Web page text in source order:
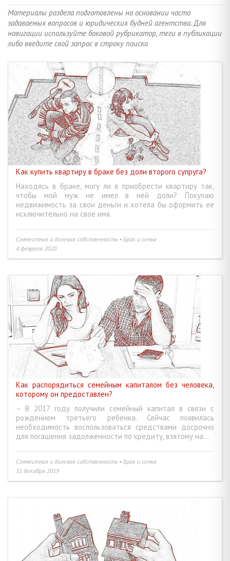
ЗЕМЕЛЬНЫЕ ПРАВООТНОШЕНИЯ • ДАЧИ И САДОВОДСТВО 20
НЕЖИЛОЙ ФОНД • КОММЕРЧЕСКАЯ НЕДВИЖИМОСТЬ
КРЕДИТЫ И ЗАЙМЫ • СУБСИДИИ • ПОРУЧИТЕЛЬСТВО, ЗАЛОГ
ОПЕКА И ПОПЕЧИТЕЛЬСТВО • НЕСОВЕРШЕННОЛЕТНИЕ ДЕТИ
СОВМЕСТНАЯ И ДОЛЕВАЯ СОБСТВЕННОСТЬ • БРАК И СЕМЬЯ
ДАРЕНИЕ • ЗАВЕЩАНИЕ, НАСЛЕДСТВО • РЕНТА
НАЙМ И АРЕНДА ЖИЛЬЯ • ДЛИТЕЛЬНЫЙ И КОРОТКИЙ СРОК
АГЕНТСТВО НЕДВИЖИМОСТИ • РИЭЛТЕРСКИЕ УСЛУГИ 6
ИНЫЕ ВОПРОСЫ
Материалы раздела подготовлены на основании часто
задаваемых вопросов и юридических будней агентства. Для
навигации используйте боковой рубрикатор, теги в публикации
либо введите свой запрос в строку поиска
Как купить квартиру в браке без доли второго супруга?
Находясь в браке, могу ли я приобрести квартиру так,
чтобы мой муж не имел в ней доли? Покупаю
недвижимость за свои деньги и хотела бы оформить ее
исключительно на свое имя.
4 февраля 2020
Совместная и долевая собственность • Брак и семья
Как распорядиться семейным капиталом без человека,
которому он предоставлен?
– В 2017 году получили семейный капитал в связи с
рождением третьего ребенка. Сейчас появилась
необходимость воспользоваться средствами досрочно
для погашения задолженности по кредиту, взятому на...
31 декабря 2019
Совместная и долевая собственность • Брак и семья